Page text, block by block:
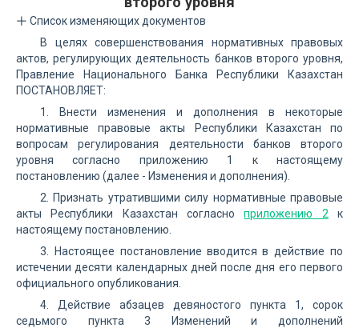
Список изменяющих документов
В целях совершенствования нормативных правовых
актов, регулирующих деятельность банков второго уровня,
Правление Национального Банка Республики Казахстан
ПОСТАНОВЛЯЕТ:
1. Внести изменения и дополнения в некоторые
нормативные правовые акты Республики Казахстан по
вопросам регулирования деятельности банков второго
уровня согласно приложению 1 к настоящему
постановлению (далее - Изменения и дополнения).
2. Признать утратившими силу нормативные правовые
акты Республики Казахстан согласноприложению 2 к
настоящему постановлению.
3. Настоящее постановление вводится в действие по
истечении десяти календарных дней после дня его первого
официального опубликования.
4. Действие абзацев девяностого пункта 1, сорок
седьмого пункта 3 Изменений и дополнений